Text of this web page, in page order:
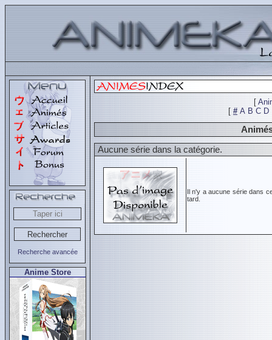
Recherche avancée
Anime Store
[
[ # A B C D
Aucune série dans la catégorie.
Il n'y a aucune série dans
tard.